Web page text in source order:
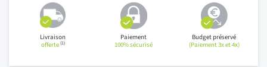
Livraison
offerte(1)
Paiement
100% sécurisé
Budget préservé
(Paiement 3x et 4x)